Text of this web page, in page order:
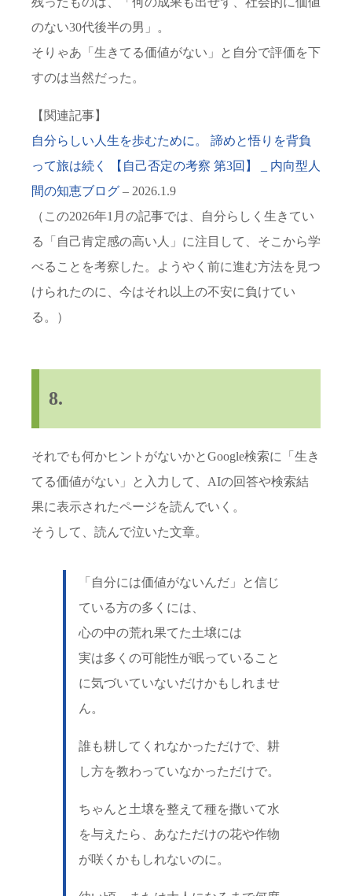
のない30代後半の男」。
そりゃあ「生きてる価値がない」と自分で評価を下
すのは当然だった。
【関連記事】
自分らしい人生を歩むために。 諦めと悟りを背負
って旅は続く 【自己否定の考察 第3回】 _ 内向型人
間の知恵ブログ – 2026.1.9
（この2026年1月の記事では、自分らしく生きてい
る「自己肯定感の高い人」に注目して、そこから学
べることを考察した。ようやく前に進む方法を見つ
けられたのに、今はそれ以上の不安に負けてい
る。）
8.
それでも何かヒントがないかとGoogle検索に「生き
てる価値がない」と入力して、AIの回答や検索結
果に表示されたページを読んでいく。
そうして、読んで泣いた文章。
「自分には価値がないんだ」と信じ
ている方の多くには、
心の中の荒れ果てた土壌には
実は多くの可能性が眠っていること
に気づいていないだけかもしれませ
ん。
誰も耕してくれなかっただけで、耕
し方を教わっていなかっただけで。
ちゃんと土壌を整えて種を撒いて水
を与えたら、あなただけの花や作物
が咲くかもしれないのに。